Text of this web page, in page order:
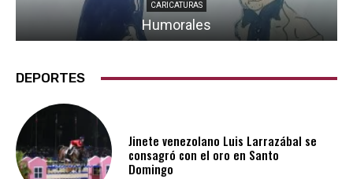
CARICATURAS
Humorales
DEPORTES
Jinete venezolano Luis Larrazábal se
consagró con el oro en Santo
Domingo